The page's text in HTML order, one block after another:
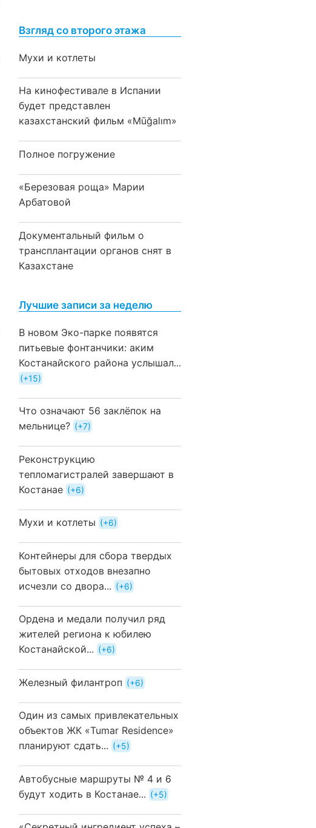
Взгляд со второго этажа
Мухи и котлеты
На кинофестивале в Испании
будет представлен
казахстанский фильм «Mūğalım»
Полное погружение
«Березовая роща» Марии
Арбатовой
Документальный фильм о
трансплантации органов снят в
Казахстане
Лучшие записи за неделю
В новом Эко-парке появятся
питьевые фонтанчики: аким
Костанайского района услышал...
+15
Что означают 56 заклёпок на
мельнице?
+7
Реконструкцию
тепломагистралей завершают в
Костанае
+6
Мухи и котлеты +6
Контейнеры для сбора твердых
бытовых отходов внезапно
исчезли со двора...
+6
Ордена и медали получил ряд
жителей региона к юбилею
Костанайской...
+6
Железный филантроп +6
Один из самых привлекательных
объектов ЖК «Tumar Residence»
планируют сдать...
+5
Автобусные маршруты № 4 и 6
будут ходить в Костанае...
+5